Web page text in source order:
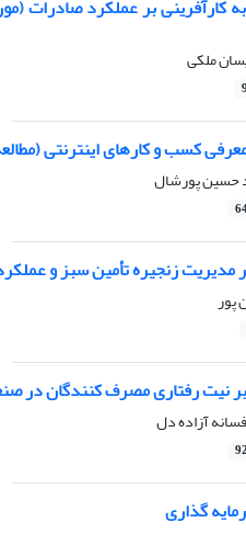
به کارآفرینی بر عملکرد
ملکی
کسب و کارهای اینترنتی
حسین پورشال
مدیریت زنجیره تأمین سبز و
پور
بر نیت رفتاری مصرف کنندگان در
آزاده دل
گذاری